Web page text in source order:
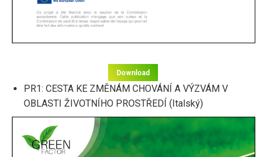
Download
PR1: CESTA KE ZMĚNÁM CHOVÁNÍ A VÝZVÁM V
OBLASTI ŽIVOTNÍHO PROSTŘEDÍ (Italský)